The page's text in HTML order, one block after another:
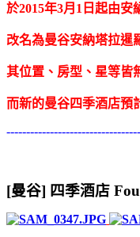
於2015年3月1日起由安
改名為曼谷安納塔拉暹
其位置、房型、星等皆
而新的曼谷四季酒店預
[曼谷] 四季酒店